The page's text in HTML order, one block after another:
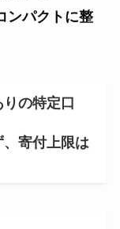
ンパクトに整
の特定口
寄付上限は